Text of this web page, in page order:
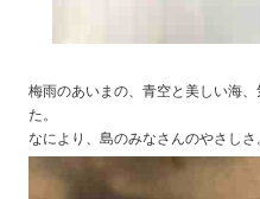
梅雨のあいまの、青空と美しい海
た。
なにより、島のみなさんのやさしさ